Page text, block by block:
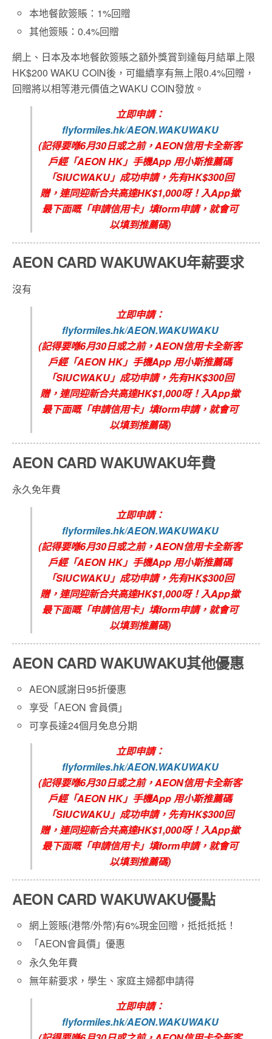
本地餐飲簽賬：1%回贈
其他簽賬：0.4%回贈
網上、日本及本地餐飲簽賬之額外獎賞到達每月結單上限
HK$200 WAKU COIN後，可繼續享有無上限0.4%回贈，
回贈將以相等港元價值之WAKU COIN發放。
立即申請：
flyformiles.hk/AEON.WAKUWAKU
(記得要喺6月30日或之前，AEON信用卡全新客
戶經「AEON HK」手機App用小斯推薦碼
「SIUCWAKU」成功申請，先有HK$300回
贈，連同迎新合共高達HK$1,000呀！入App撳
最下面嘅「申請信用卡」填form申請，就會可
以填到推薦碼)
AEON CARD WAKUWAKU年薪要求
沒有
立即申請：
flyformiles.hk/AEON.WAKUWAKU
(記得要喺6月30日或之前，AEON信用卡全新客
戶經「AEON HK」手機App用小斯推薦碼
「SIUCWAKU」成功申請，先有HK$300回
贈，連同迎新合共高達HK$1,000呀！入App撳
最下面嘅「申請信用卡」填form申請，就會可
以填到推薦碼)
AEON CARD WAKUWAKU年費
永久免年費
立即申請：
flyformiles.hk/AEON.WAKUWAKU
(記得要喺6月30日或之前，AEON信用卡全新客
戶經「AEON HK」手機App用小斯推薦碼
「SIUCWAKU」成功申請，先有HK$300回
贈，連同迎新合共高達HK$1,000呀！入App撳
最下面嘅「申請信用卡」填form申請，就會可
以填到推薦碼)
AEON CARD WAKUWAKU其他優惠
AEON感謝日95折優惠
享受「AEON 會員價」
可享長達24個月免息分期
立即申請：
flyformiles.hk/AEON.WAKUWAKU
(記得要喺6月30日或之前，AEON信用卡全新客
戶經「AEON HK」手機App用小斯推薦碼
「SIUCWAKU」成功申請，先有HK$300回
贈，連同迎新合共高達HK$1,000呀！入App撳
最下面嘅「申請信用卡」填form申請，就會可
以填到推薦碼)
AEON CARD WAKUWAKU優點
網上簽賬(港幣/外幣)有6%現金回贈，抵抵抵抵！
「AEON會員價」優惠
永久免年費
無年薪要求，學生、家庭主婦都申請得
立即申請：
flyformiles.hk/AEON.WAKUWAKU